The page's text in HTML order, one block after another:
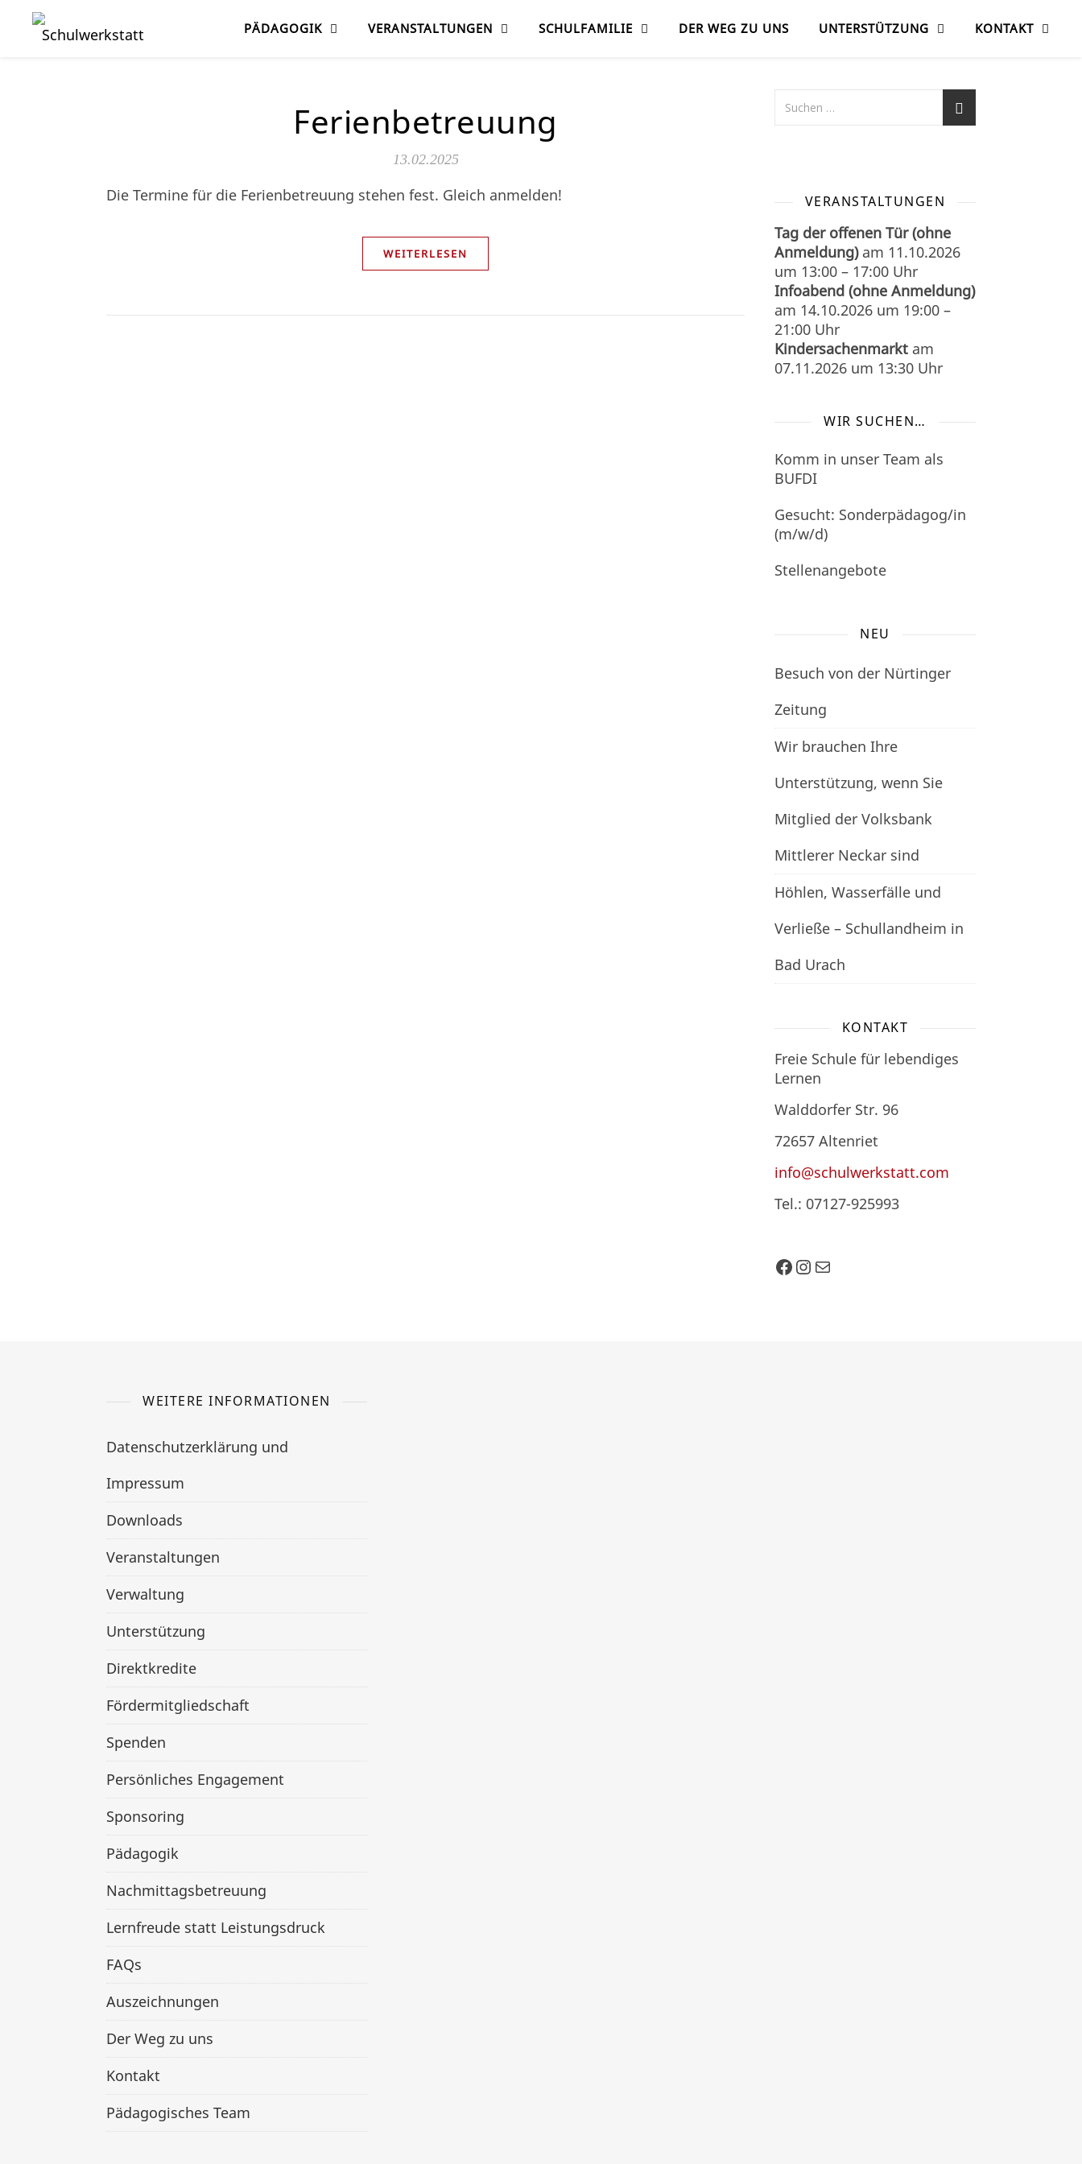
PÄDAGOGIK VERANSTALTUNGEN SCHULFAMILIE DER WEG ZU UNS UNTERSTÜTZUNG KONTAKT
Ferienbetreuung
13.02.2025
Die Termine für die Ferienbetreuung stehen fest. Gleich anmelden!
WEITERLESEN
VERANSTALTUNGEN
Tag der offenen Tür (ohne
Anmeldung)am 11.10.2026
um 13:00 – 17:00 Uhr
Infoabend (ohne Anmeldung)
am 14.10.2026 um 19:00 –
21:00 Uhr
Kindersachenmarkt am
07.11.2026 um 13:30 Uhr
WIR SUCHEN…
Komm in unser Team als
BUFDI
Gesucht: Sonderpädagog/in
(m/w/d)
Stellenangebote
NEU
Besuch von der Nürtinger
Zeitung
Wir brauchen Ihre
Unterstützung, wenn Sie
Mitglied der Volksbank
Mittlerer Neckar sind
Höhlen, Wasserfälle und
Verließe – Schullandheim in
Bad Urach
KONTAKT
Freie Schule für lebendiges
Lernen
Walddorfer Str. 96
72657 Altenriet
info@schulwerkstatt.com
Tel.: 07127-925993
Facebook
Instagram
E-Mail
WEITERE INFORMATIONEN
Datenschutzerklärung und
Impressum
Downloads
Veranstaltungen
Verwaltung
Unterstützung
Direktkredite
Fördermitgliedschaft
Spenden
Persönliches Engagement
Sponsoring
Pädagogik
Nachmittagsbetreuung
Lernfreude statt Leistungsdruck
FAQs
Auszeichnungen
Der Weg zu uns
Kontakt
Pädagogisches Team